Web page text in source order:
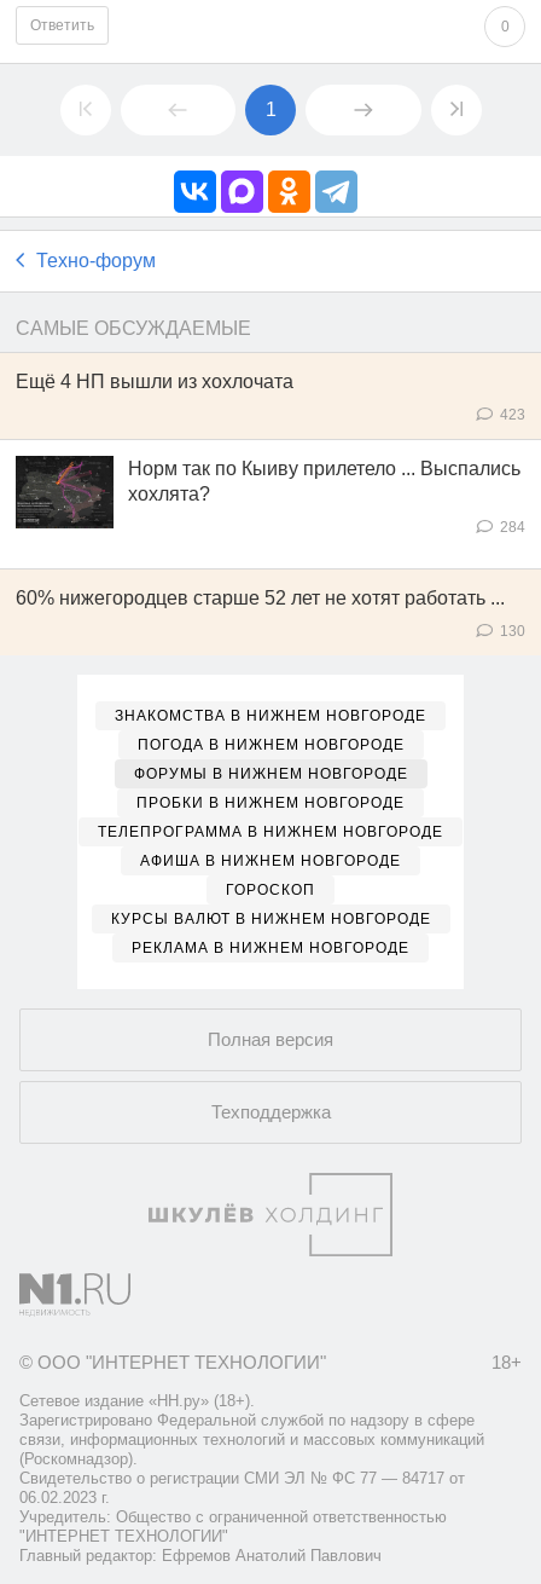
0
Ответить
1
Техно-форум
САМЫЕ ОБСУЖДАЕМЫЕ
Ещё 4 НП вышли из хохлочата
423
Норм так по Кыиву прилетело ... Выспались
хохлята?
284
60% нижегородцев старше 52 лет не хотят работать ...
130
ЗНАКОМСТВА В НИЖНЕМ НОВГОРОДЕ
ПОГОДА В НИЖНЕМ НОВГОРОДЕ
ФОРУМЫ В НИЖНЕМ НОВГОРОДЕ
ПРОБКИ В НИЖНЕМ НОВГОРОДЕ
ТЕЛЕПРОГРАММА В НИЖНЕМ НОВГОРОДЕ
АФИША В НИЖНЕМ НОВГОРОДЕ
ГОРОСКОП
КУРСЫ ВАЛЮТ В НИЖНЕМ НОВГОРОДЕ
РЕКЛАМА В НИЖНЕМ НОВГОРОДЕ
Полная версия
Техподдержка
© ООО "ИНТЕРНЕТ ТЕХНОЛОГИИ" 18+
Сетевое издание «НН.ру» (18+).
Зарегистрировано Федеральной службой по надзору в сфере
связи, информационных технологий и массовых коммуникаций
(Роскомнадзор).
Свидетельство о регистрации СМИ ЭЛ № ФС 77 — 84717 от
06.02.2023 г.
Учредитель: Общество с ограниченной ответственностью
"ИНТЕРНЕТ ТЕХНОЛОГИИ"
Главный редактор: Ефремов Анатолий Павлович